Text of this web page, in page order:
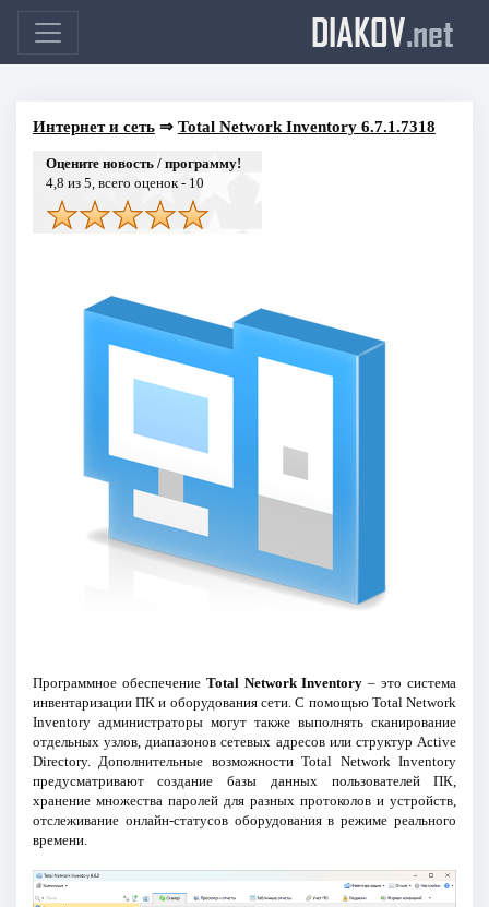
DIAKOV.net
Интернет и сеть⇒ Total Network Inventory 6.7.1.7318
Оцените новость / программу!
4,8 из 5, всего оценок - 10
Программное обеспечение Total Network Inventory – это система
инвентаризации ПК и оборудования сети. С помощью Total Network
Inventory администраторы могут также выполнять сканирование
отдельных узлов, диапазонов сетевых адресов или структур Active
Directory. Дополнительные возможности Total Network Inventory
предусматривают создание базы данных пользователей ПК,
хранение множества паролей для разных протоколов и устройств,
отслеживание онлайн-статусов оборудования в режиме реального
времени.